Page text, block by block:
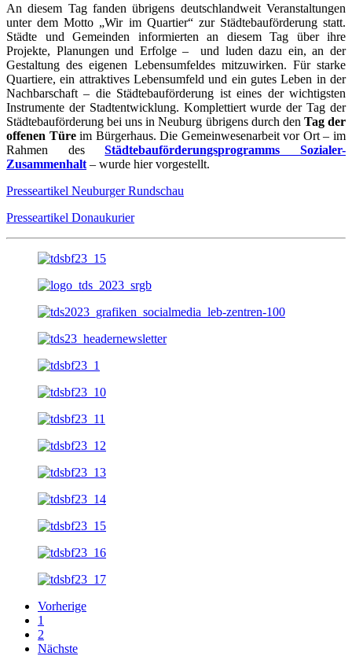
An diesem Tag fanden übrigens deutschlandweit Veranstaltungen
unter dem Motto „Wir im Quartier“ zur Städtebauförderung statt.
Städte und Gemeinden informierten an diesem Tag über ihre
Projekte, Planungen und Erfolge – und luden dazu ein, an der
Gestaltung des eigenen Lebensumfeldes mitzuwirken. Für starke
Quartiere, ein attraktives Lebensumfeld und ein gutes Leben in der
Nachbarschaft – die Städtebauförderung ist eines der wichtigsten
Instrumente der Stadtentwicklung. Komplettiert wurde der Tag der
Städtebauförderung bei uns in Neuburg übrigens durch den Tag der
offenen Türeim Bürgerhaus. Die Gemeinwesenarbeit vor Ort – im
Rahmen desStädtebauförderungsprogramms Sozialer-
Zusammenhalt – wurde hier vorgestellt.
Presseartikel Neuburger Rundschau
Presseartikel Donaukurier
Vorherige
1
2
Nächste